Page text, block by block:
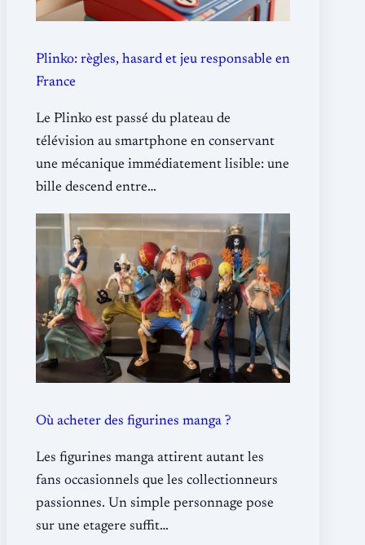
Plinko: règles, hasard et jeu responsable en
France
Le Plinko est passé du plateau de
télévision au smartphone en conservant
une mécanique immédiatement lisible: une
bille descend entre…
Où acheter des figurines manga ?
Les figurines manga attirent autant les
fans occasionnels que les collectionneurs
passionnes. Un simple personnage pose
sur une etagere suffit…